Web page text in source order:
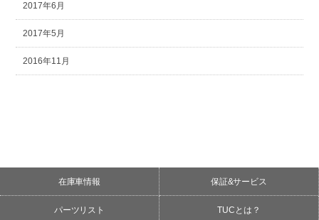
2017年6月
2017年5月
2016年11月
在庫車情報 保証&サービス
パーツリスト TUCとは？